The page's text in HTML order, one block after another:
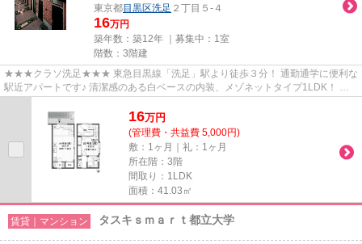
東京都目黒区洗足 ２丁目５-４
16万円
築年数：築12年 ｜募集中： 1室
階数：3階建
★★★クラソ洗足★★★ 東急目黒線「洗足」駅より徒歩３分！ 通勤通学に便利な
駅近アパートです♪ 清潔感のある白ベースの内装、メゾネットタイプ1LDK！ お
16万円
(管理費・共益費 5,000円)
敷：1ヶ月｜礼：1ヶ月
所在階：3階
間取り：1LDK
面積：41.03㎡
賃貸｜マンション タスキｓｍａｒｔ都立大学